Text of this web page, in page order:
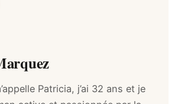
Patricia, j’ai 32 ans et je